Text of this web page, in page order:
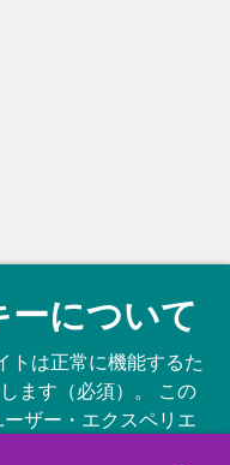
anytime on your
ーについて
トは正常に機能するた
ます（必須）。 この
ザー・エクスペリエ